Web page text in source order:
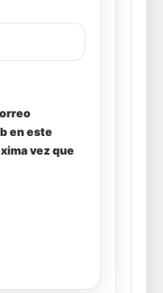
en este
vez que